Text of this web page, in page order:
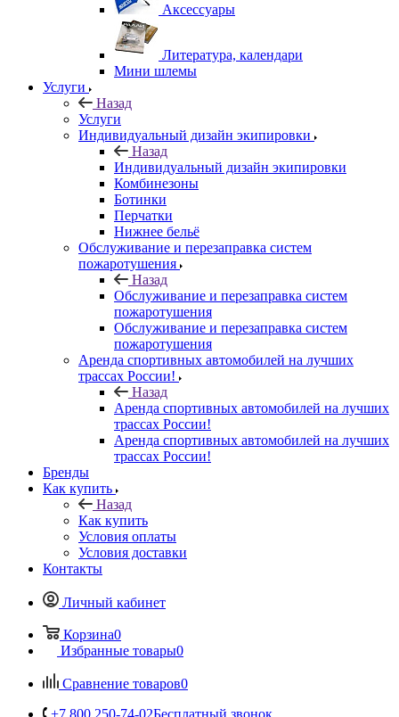
Аксессуары
Литература, календари
Мини шлемы
Услуги
Назад
Услуги
Индивидуальный дизайн экипировки
Назад
Индивидуальный дизайн экипировки
Комбинезоны
Ботинки
Перчатки
Нижнее бельё
Обслуживание и перезаправка систем
пожаротушения
Назад
Обслуживание и перезаправка систем
пожаротушения
Обслуживание и перезаправка систем
пожаротушения
Аренда спортивных автомобилей на лучших
трассах России!
Назад
Аренда спортивных автомобилей на лучших
трассах России!
Аренда спортивных автомобилей на лучших
трассах России!
Бренды
Как купить
Назад
Как купить
Условия оплаты
Условия доставки
Контакты
Личный кабинет
Корзина0
Избранные товары0
Сравнение товаров0
+7 800 250-74-02Бесплатный звонок